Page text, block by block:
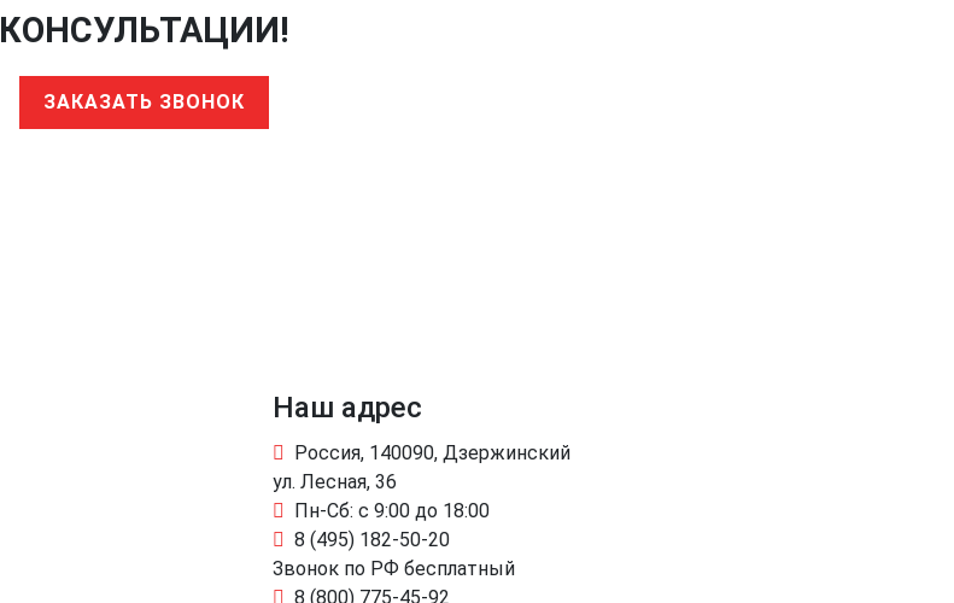
КОНСУЛЬТАЦИИ!
ЗАКАЗАТЬ ЗВОНОК
Наш адрес
Россия, 140090, Дзержинский
ул. Лесная, 36
Пн-Сб: с 9:00 до 18:00
8 (495) 182-50-20
Звонок по РФ бесплатный
8 (800) 775-45-92